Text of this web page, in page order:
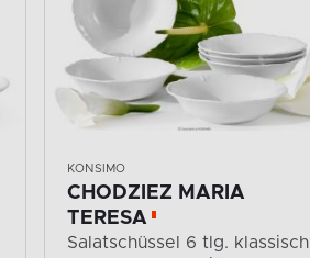
KONSIMO
CHODZIEZ MARIA
TERESA
Salatschüssel 6 tlg. klassisch